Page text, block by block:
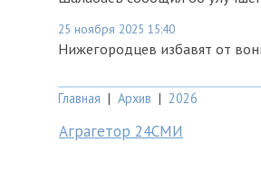
25 ноября 2025 15:40
Нижегородцев избавят от
Главная | Архив | 2026
Аграгетор 24СМИ